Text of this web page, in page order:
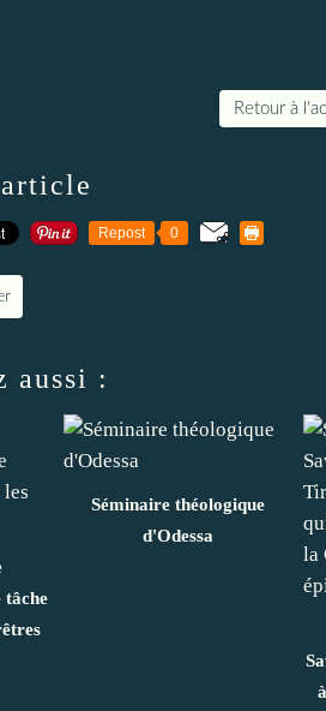
Retour à
Repost 0
aussi :
Séminaire théologique
d'Odessa